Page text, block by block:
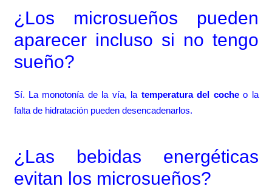
¿Los microsueños pueden
aparecer incluso si no tengo
sueño?
Sí. La monotonía de la vía, la temperatura del cocheo la
falta de hidratación pueden desencadenarlos.
¿Las bebidas energéticas
evitan los microsueños?